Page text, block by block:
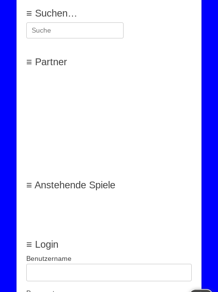
≡ Suchen…
Suchen
nach:
≡ Partner
≡ Anstehende Spiele
≡ Login
Benutzername